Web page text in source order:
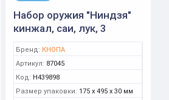
Набор оружия "Ниндзя"
кинжал, саи, лук, 3
Бренд: КНОПА
Артикул: 87045
Код: Н439898
Размер упаковки: 175 x 495 x 30 мм